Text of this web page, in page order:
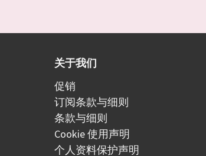
关于我们
促销
订阅条款与细则
条款与细则
Cookie 使用声明
个人资料保护声明